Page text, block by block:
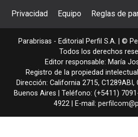
Privacidad Equipo Reglas de
Parabrisas - Editorial Perfil S.A. | ©
Todos los derechos
Editor responsable: María
Registro de la propiedad
Dirección: California 2715, C1289ABI ,
Buenos Aires | Teléfono: (+5411)
4922 | E-mail: